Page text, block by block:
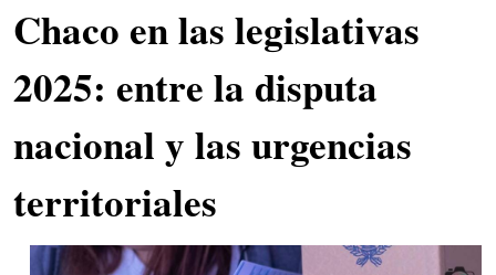
Chaco en las legislativas
2025: entre la disputa
nacional y las urgencias
territoriales